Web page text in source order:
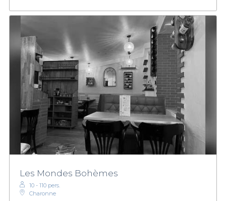
Les Mondes Bohèmes
10 - 110 pers.
Charonne